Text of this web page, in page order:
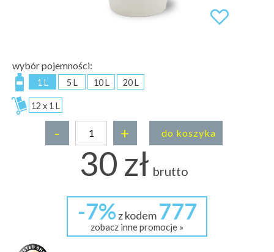
wybór pojemności:
1 L 5 L 10 L 20 L
12 x 1 L
- + do koszyka
30 zł brutto
-7% z kodem 777
zobacz inne promocje »